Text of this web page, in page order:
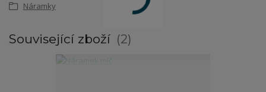
Náramky
Související zboží 2